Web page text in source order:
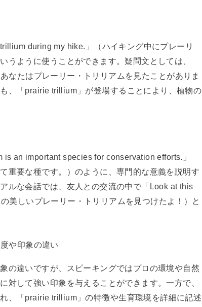
during my hike.」（ハイキング中にプレーリ
うように使うことができます。疑問文としては、
なたはプレーリー・トリリアムを見たことがありま
、「prairie trillium」が登場することにより、植物の
an important species for conservation efforts.」
重要な種です。）のように、専門的な意義を説明す
ルな会話では、友人との交流の中で「Look at this
美しいプレーリー・トリリアムを見つけたよ！）と
や印象の違い
の違いですが、スピーキングではプロの環境や自然
対して強い印象を与えることができます。一方で、
、「prairie trillium」の特徴や生育環境を詳細に記述